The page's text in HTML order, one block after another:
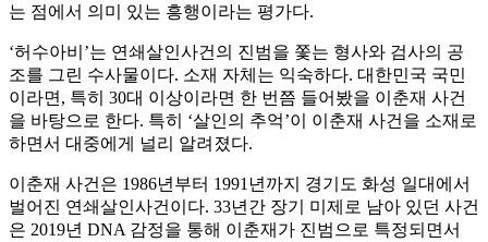
는 점에서 의미 있는 흥행이라는 평가다.
‘허수아비’는 연쇄살인사건의 진범을 쫓는 형사와 검사의 공
조를 그린 수사물이다. 소재 자체는 익숙하다. 대한민국 국민
이라면, 특히 30대 이상이라면 한 번쯤 들어봤을 이춘재 사건
을 바탕으로 한다. 특히 ‘살인의 추억’이 이춘재 사건을 소재로
하면서 대중에게 널리 알려졌다.
이춘재 사건은 1986년부터 1991년까지 경기도 화성 일대에서
벌어진 연쇄살인사건이다. 33년간 장기 미제로 남아 있던 사건
은 2019년 DNA 감정을 통해 이춘재가 진범으로 특정되면서